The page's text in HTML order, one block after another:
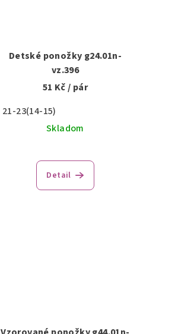
Detské ponožky g24.01n-
vz.396
51 Kč/ pár
21-23(14-15)
Skladom
Detail